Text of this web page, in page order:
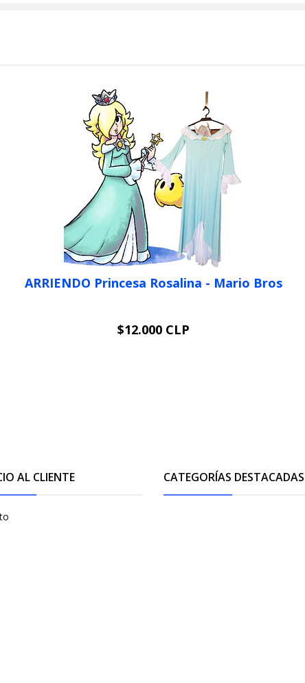
ARRIENDO Princesa Rosalina - Mario Bros
VER OPCIONES
$12.000 CLP
AL CLIENTE CATEGORÍAS DESTACADAS